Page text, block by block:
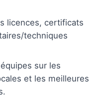
licences, certificats
techniques
sur les
et les meilleures